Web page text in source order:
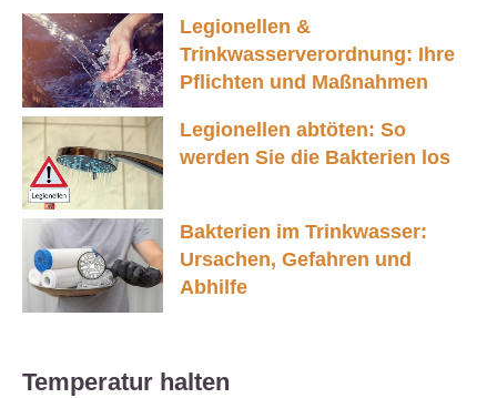
Legionellen &
Trinkwasserverordnung: Ihre
Pflichten und Maßnahmen
Legionellen abtöten: So
werden Sie die Bakterien los
Bakterien im Trinkwasser:
Ursachen, Gefahren und
Abhilfe
Temperatur halten